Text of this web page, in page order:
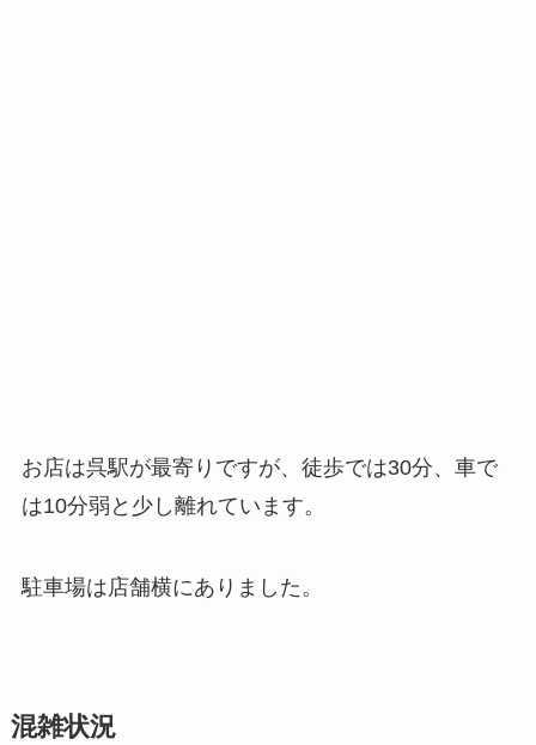
お店は呉駅が最寄りですが、徒歩では30分、車で
は10分弱と少し離れています。
駐車場は店舗横にありました。
混雑状況